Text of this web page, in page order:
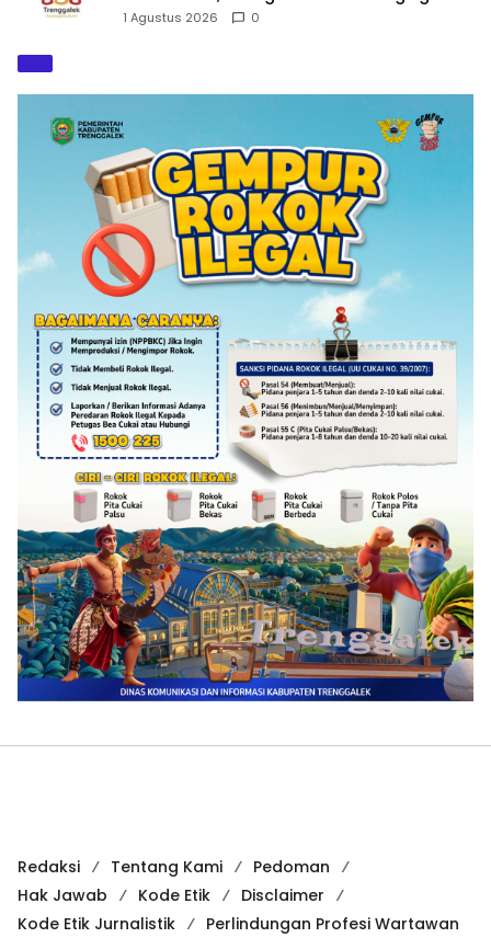
Bumi” Gaungkan Harmoni dengan Alam
1 Agustus 2026 0
Redaksi Tentang Kami
Pedoman
Hak Jawab
Kode Etik
Disclaimer
Kode Etik Jurnalistik
Perlindungan Profesi Wartawan